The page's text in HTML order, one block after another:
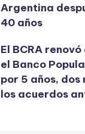
Argentina
40 años
El BCRA
el Banco
por 5 años, dos
los acuerdos